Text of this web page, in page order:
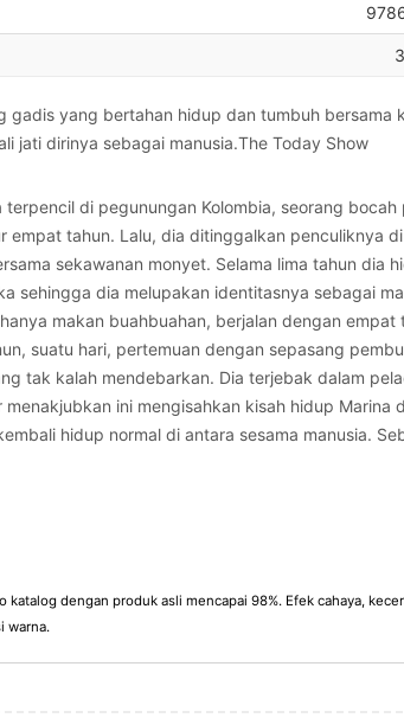
gadis yang bertahan hidup dan tumbuh bersama
jati dirinya sebagai manusia.The Today Show
di pegunungan Kolombia, seorang
empat tahun. Lalu, dia ditinggalkan penculiknya
sekawanan monyet. Selama lima tahun dia
sehingga dia melupakan identitasnya sebagai
makan buahbuahan, berjalan dengan
suatu hari, pertemuan dengan sepasang
tak kalah mendebarkan. Dia terjebak dalam
menakjubkan ini mengisahkan kisah hidup Marina
hidup normal di antara sesama manusia.
katalog dengan produk asli mencapai 98%. Efek cahaya,
warna.